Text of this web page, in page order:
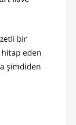
bir
eden
şimdiden